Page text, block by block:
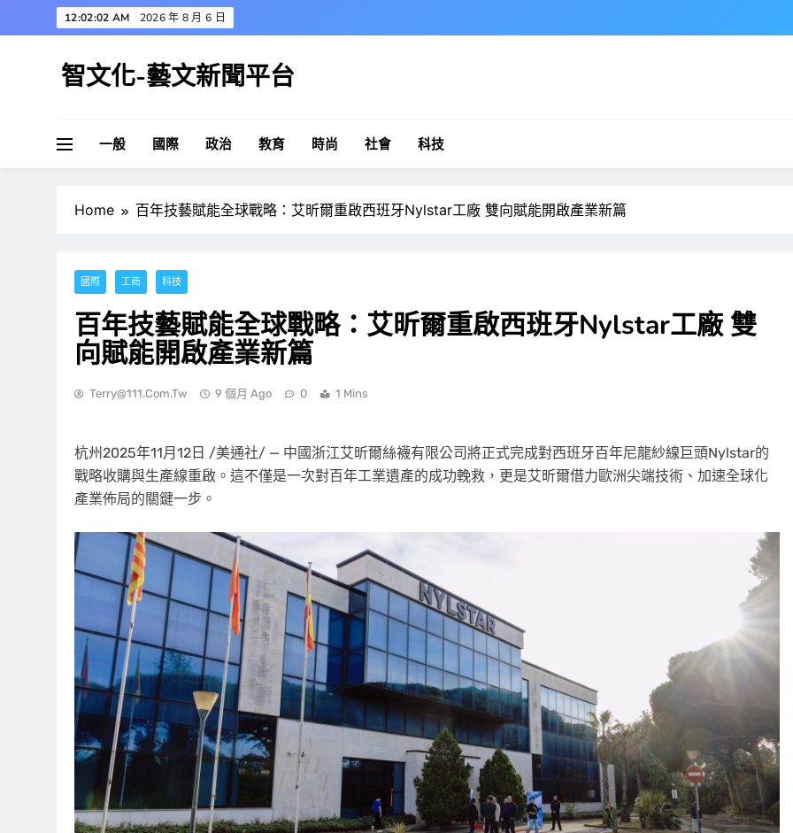
to
12:02:03 AM 2026 年 8 月 6 日
智文化-藝文新聞平台
一般 國際 政治 教育 時尚 社會 科技
Home 百年技藝賦能全球戰略：艾昕爾重啟西班牙Nylstar工廠 雙向賦能開啟產業新篇
國際 工商 科技
百年技藝賦能全球戰略：艾昕爾重啟西班牙Nylstar工廠 雙
向賦能開啟產業新篇
Terry@111.com.tw 9 個月 Ago 0 1 Mins
杭州2025年11月12日 /美通社/ — 中國浙江艾昕爾絲襪有限公司將正式完成對西班牙百年尼龍紗線巨頭Nylstar的
戰略收購與生產線重啟。這不僅是一次對百年工業遺產的成功輓救，更是艾昕爾借力歐洲尖端技術、加速全球化
產業佈局的關鍵一步。